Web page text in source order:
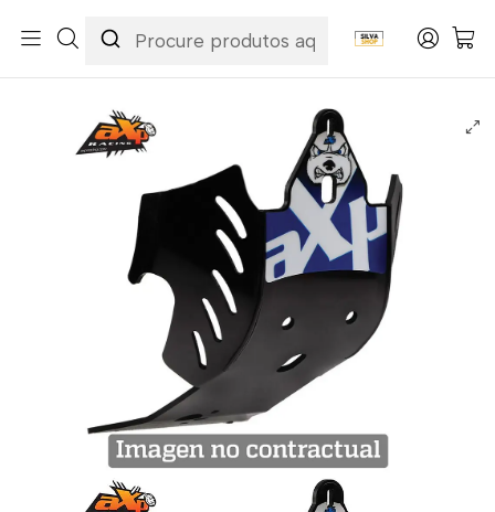
Protetor de Cárter AXP Enduro GP Kawasaki AX1087